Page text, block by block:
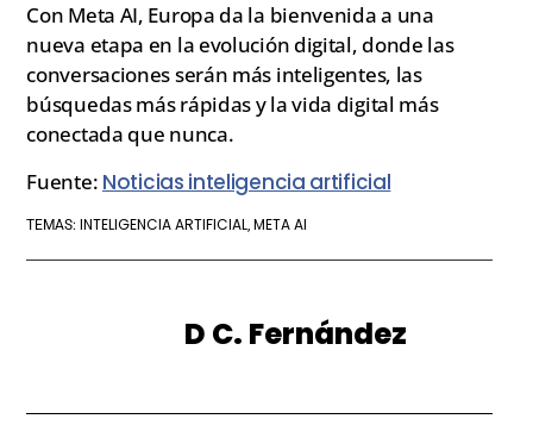
Con Meta AI, Europa da la bienvenida a una
nueva etapa en la evolución digital, donde las
conversaciones serán más inteligentes, las
búsquedas más rápidas y la vida digital más
conectada que nunca.
Fuente: Noticias inteligencia artificial
TEMAS: INTELIGENCIA ARTIFICIAL, META AI
D C. Fernández